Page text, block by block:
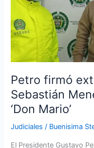
Petro firmó
Sebastián
‘Don Mario’
Judiciales / Buenisima
El Presidente Gustavo
extradición
de
Sebastián
Meneses,
hijo
del
narco
‘Don
Mario’